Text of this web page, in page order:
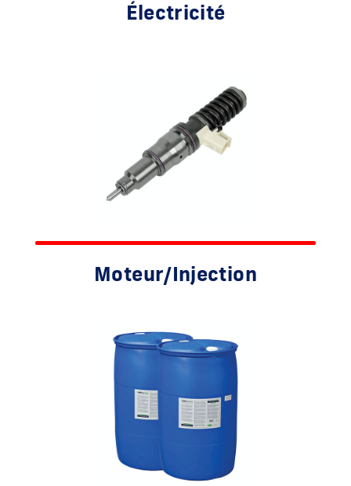
Électricité
Moteur/Injection